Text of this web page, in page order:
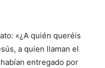
«¿A quién queréis
a quien llaman el
entregado por